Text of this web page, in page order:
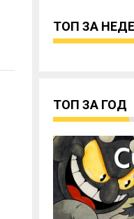
ТОП ЗА
ТОП ЗА ГОД